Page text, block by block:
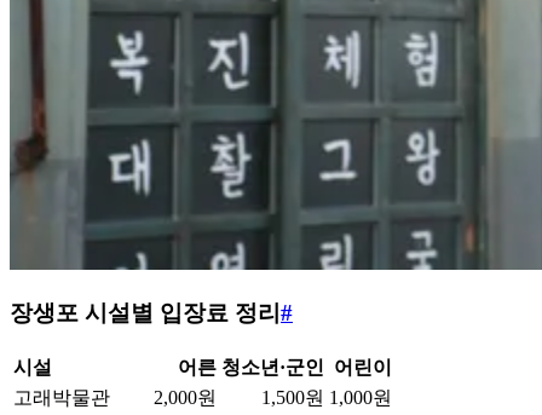
장생포 시설별 입장료 정리 #
시설 어른 청소년·군인
어린이
고래박물관
2,000원 1,500원 1,000원